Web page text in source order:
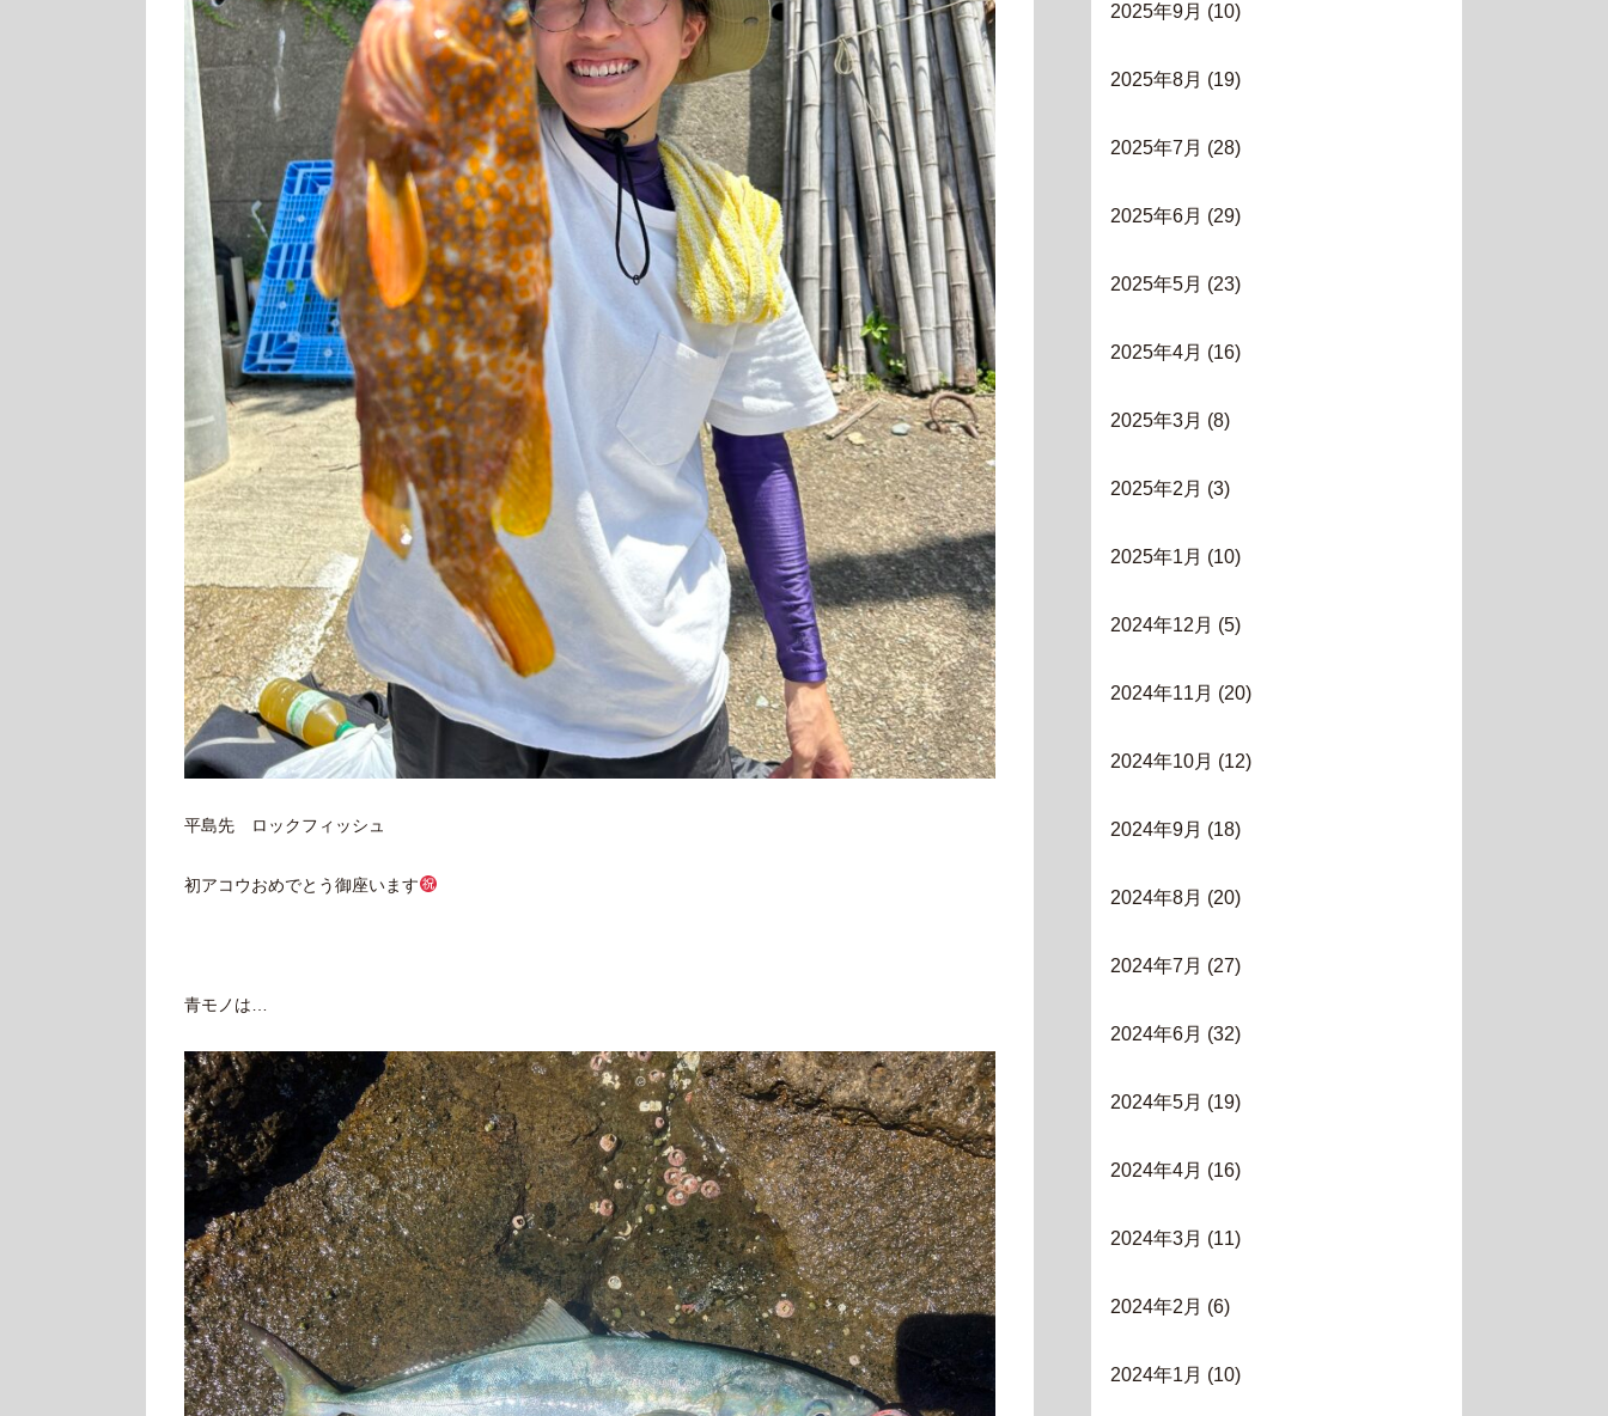
平島先 ロックフィッシュ
初アコウおめでとう御座います
青モノは…
2025年9月 (10)
2025年8月 (19)
2025年7月 (28)
2025年6月 (29)
2025年5月 (23)
2025年4月 (16)
2025年3月 (8)
2025年2月 (3)
2025年1月 (10)
2024年12月 (5)
2024年11月 (20)
2024年10月 (12)
2024年9月 (18)
2024年8月 (20)
2024年7月 (27)
2024年6月 (32)
2024年5月 (19)
2024年4月 (16)
2024年3月 (11)
2024年2月 (6)
2024年1月 (10)